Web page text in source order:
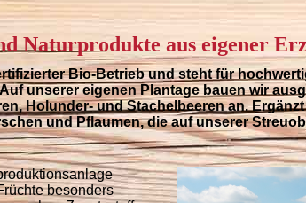
Naturprodukte aus eigener
Bio-Betrieb und steht für
unserer eigenen Plantage bauen wir
Holunder- und Stachelbeeren an.
und Pflaumen, die auf unserer
besonders